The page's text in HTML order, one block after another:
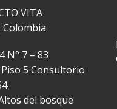
VITA
N° 7 – 83
5 Consultorio
del bosque